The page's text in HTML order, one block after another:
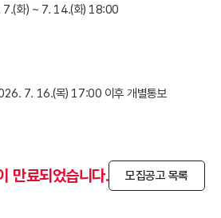
화) ~ 7. 14.(화) 18:00
7. 16.(목) 17:00 이후 개별통보
만료되었습니다. 모집공고 목록